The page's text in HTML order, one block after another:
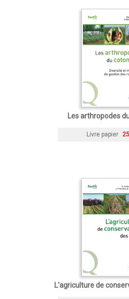
Les arthropodes
Livre papier
L'agriculture de